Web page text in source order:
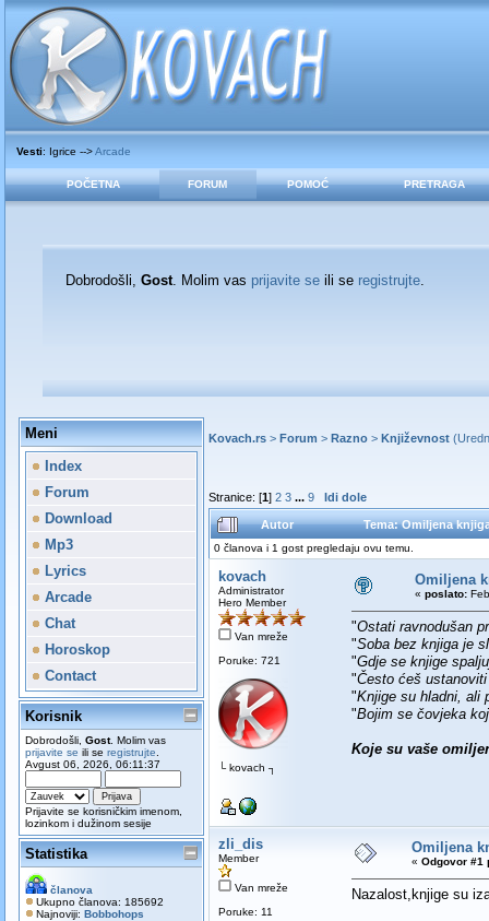
Vesti: Igrice -->Arcade
POČETNA FORUM POMOĆ PRETRAGA
Dobrodošli, Gost. Molim vas prijavite seili se registrujte.
Meni
Index
Forum
Download
Mp3
Lyrics
Arcade
Chat
Horoskop
Contact
Korisnik
Dobrodošli, Gost. Molim vas
prijavite se ili se registrujte
Avgust 06, 2026, 06:11:37
Prijavite se korisničkim imenom,
lozinkom i dužinom sesije
Statistika
članova
Ukupno članova: 185692
Najnoviji: Bobbohops
Kovach.rs> Forum > Razno> Književnost
Stranice: [1] 2 3 ... 9 Idi dole
Autor Tema: Omiljena
0 članova i 1 gost pregledaju ovu temu.
kovach
Administrator
Hero Member
Van mreže
Poruke: 721
└ kovach ┐
Omiljena
« poslato:
"Ostati ravnodušan
"Soba bez knjiga je
"Gdje se knjige
"Često ćeš
"Knjige su hladni, ali
"Bojim se čovjeka
Koje su vaše
zli_dis
Member
Van mreže
Poruke: 11
Omiljena
« Odgovor #1
Nazalost,knjige su